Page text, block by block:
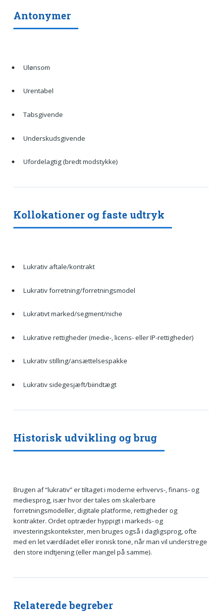
Antonymer
Ulønsom
Urentabel
Tabsgivende
Underskudsgivende
Ufordelagtig (bredt modstykke)
Kollokationer og faste udtryk
Lukrativ aftale/kontrakt
Lukrativ forretning/forretningsmodel
Lukrativt marked/segment/niche
Lukrative rettigheder (medie-, licens- eller IP-rettigheder)
Lukrativ stilling/ansættelsespakke
Lukrativ sidegesjæft/biindtægt
Historisk udvikling og brug
Brugen af “lukrativ” er tiltaget i moderne erhvervs-, finans- og
mediesprog, især hvor der tales om skalerbare
forretningsmodeller, digitale platforme, rettigheder og
kontrakter. Ordet optræder hyppigt i markeds- og
investeringskontekster, men bruges også i dagligsprog, ofte
med en let værdiladet eller ironisk tone, når man vil understrege
den store indtjening (eller mangel på samme).
Relaterede begreber